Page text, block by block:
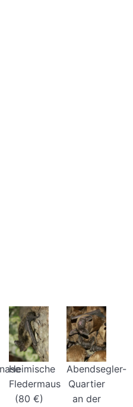
Heimische
Fledermaus
(80 €)
Abendsegler-
Quartier
an der